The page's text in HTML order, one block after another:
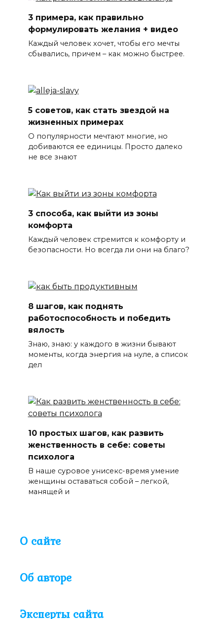
3 примера, как правильно
формулировать желания + видео
Каждый человек хочет, чтобы его мечты
сбывались, причем – как можно быстрее.
5 советов, как стать звездой на
жизненных примерах
О популярности мечтают многие, но
добиваются ее единицы. Просто далеко
не все знают
3 способа, как выйти из зоны
комфорта
Каждый человек стремится к комфорту и
безопасности. Но всегда ли они на благо?
8 шагов, как поднять
работоспособность и победить
вялость
Знаю, знаю: у каждого в жизни бывают
моменты, когда энергия на нуле, а список
дел
10 простых шагов, как развить
женственность в себе: советы
психолога
В наше суровое унисекс-время умение
женщины оставаться собой – легкой,
манящей и
О сайте
Об авторе
Эксперты сайта